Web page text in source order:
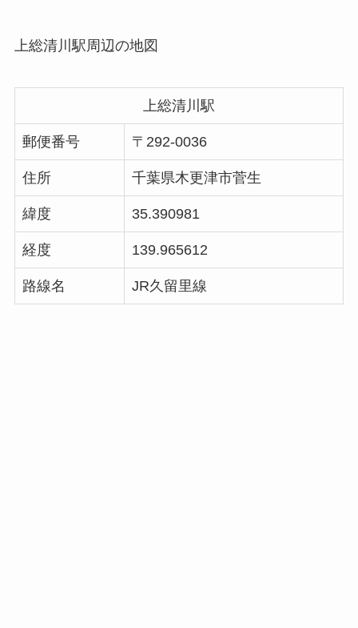
上総清川駅周辺の地図
上総清川駅
郵便番号 〒292-0036
住所 千葉県木更津市菅生
緯度 35.390981
経度 139.965612
路線名 JR久留里線